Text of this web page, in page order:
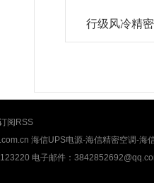
行级风冷精
阅RSS
海信UPS电源-海信精密空调-海
电子邮件：